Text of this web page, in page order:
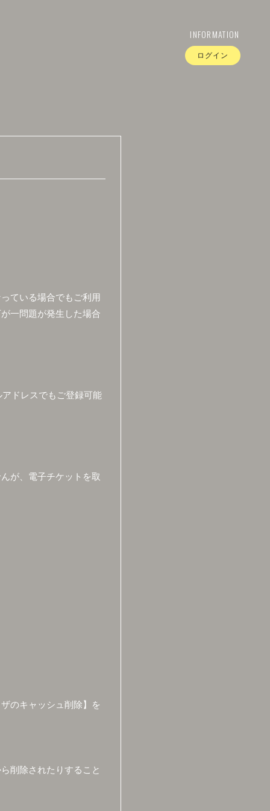
INFORMATION
ログイン
ている場合でもご利用
一問題が発生した場合
ドレスでもご登録可能
が、電子チケットを取
のキャッシュ削除】を
削除されたりすること